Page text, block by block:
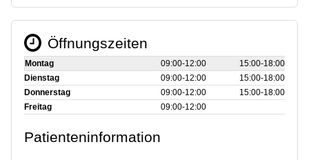
Öffnungszeiten
Montag 09:00‑12:00
15:00‑18:00
Dienstag
09:00‑12:00
15:00‑18:00
Donnerstag
09:00‑12:00
15:00‑18:00
Freitag
09:00‑12:00
Patienteninformation